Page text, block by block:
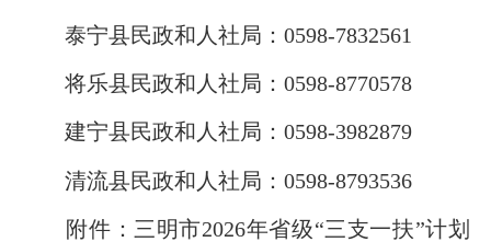
泰宁县民政和人社局：0598-7832561
将乐县民政和人社局：0598-8770578
建宁县民政和人社局：0598-3982879
清流县民政和人社局：0598-8793536
附件：三明市2026年省级“三支一扶”计划